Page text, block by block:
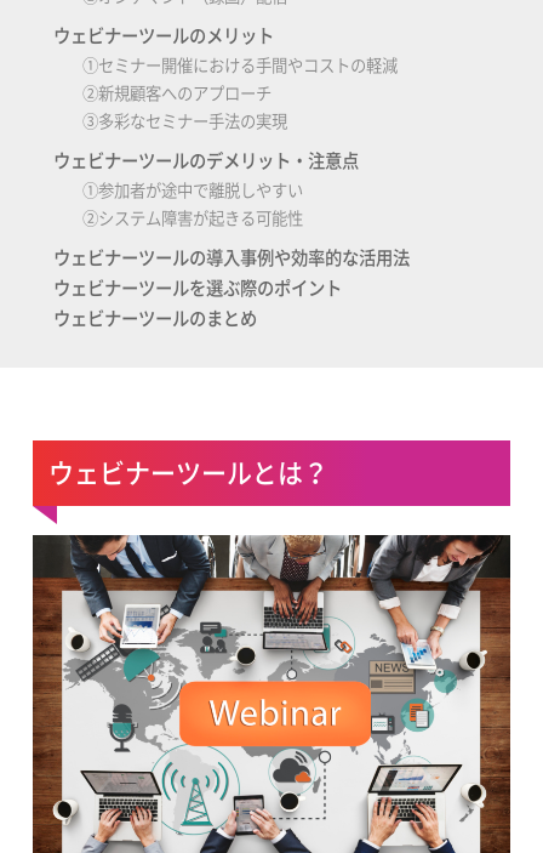
ウェビナーツールのメリット
①セミナー開催における手間やコストの軽減
②新規顧客へのアプローチ
③多彩なセミナー手法の実現
ウェビナーツールのデメリット・注意点
①参加者が途中で離脱しやすい
②システム障害が起きる可能性
ウェビナーツールの導入事例や効率的な活用法
ウェビナーツールを選ぶ際のポイント
ウェビナーツールのまとめ
ウェビナーツールとは？